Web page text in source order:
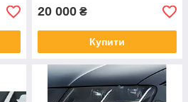
20 000 ₴
Купити